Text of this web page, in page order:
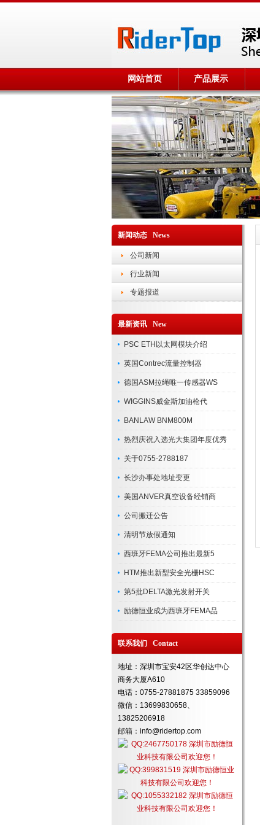
网站首页 产品展示
新闻动态 News
公司新闻
行业新闻
专题报道
最新资讯 New
PSC ETH以太网模块介绍
英国Contrec流量控制器
德国ASM拉绳唯一传感器WS
WIGGINS威金斯加油枪代
BANLAW BNM800M
热烈庆祝入选光大集团年度优秀
关于0755-2788187
长沙办事处地址变更
美国ANVER真空设备经销商
公司搬迁公告
清明节放假通知
西班牙FEMA公司推出最新5
HTM推出新型安全光栅HSC
第5批DELTA激光发射开关
励德恒业成为西班牙FEMA品
联系我们 Contact
地址：深圳市宝安42区华创达中心
商务大厦A610
电话：0755-27881875 33859096
微信：13699830658、
13825206918
邮箱：info@ridertop.com